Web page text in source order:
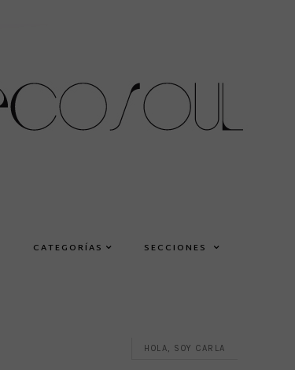
CATEGORÍAS SECCIONES
HOLA, SOY CARLA